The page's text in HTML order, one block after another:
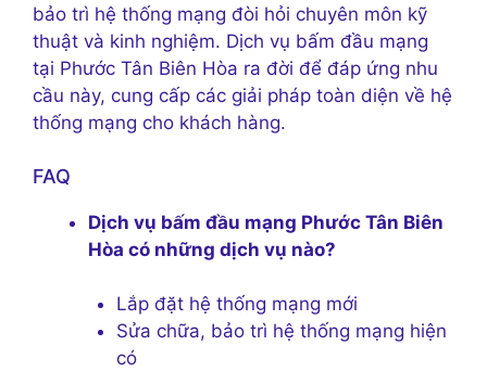
bảo trì hệ thống mạng đòi hỏi chuyên môn kỹ
thuật và kinh nghiệm. Dịch vụ bấm đầu mạng
tại Phước Tân Biên Hòa ra đời để đáp ứng nhu
cầu này, cung cấp các giải pháp toàn diện về hệ
thống mạng cho khách hàng.
FAQ
Dịch vụ bấm đầu mạng Phước Tân Biên
Hòa có những dịch vụ nào?
Lắp đặt hệ thống mạng mới
Sửa chữa, bảo trì hệ thống mạng hiện
có